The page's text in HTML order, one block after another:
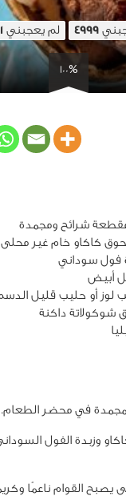
4999 لم يعجبني 1
100%
في محضر الطعام.
وزبدة الفول
يصبح القوام ناعمًا